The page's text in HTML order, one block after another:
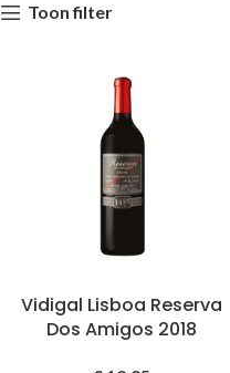
Toon filter
Vidigal Lisboa Reserva
Dos Amigos 2018